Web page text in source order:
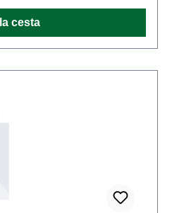
H0escala:
A partir de 14 años
cesta